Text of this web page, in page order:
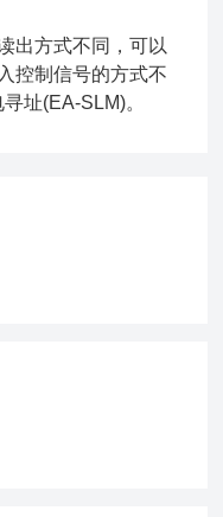
出方式不同，可以
控制信号的方式不
址(EA-SLM)。